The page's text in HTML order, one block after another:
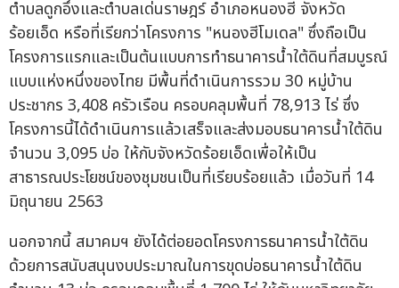
ตำบลดูกอึ่งและตำบลเด่นราษฎร์ อำเภอหนองฮี จังหวัด
ร้อยเอ็ด หรือที่เรียกว่าโครงการ "หนองฮีโมเดล" ซึ่งถือเป็น
โครงการแรกและเป็นต้นแบบการทำธนาคารน้ำใต้ดินที่สมบูรณ์
แบบแห่งหนึ่งของไทย มีพื้นที่ดำเนินการรวม 30 หมู่บ้าน
ประชากร 3,408 ครัวเรือน ครอบคลุมพื้นที่ 78,913 ไร่ ซึ่ง
โครงการนี้ได้ดำเนินการแล้วเสร็จและส่งมอบธนาคารน้ำใต้ดิน
จำนวน 3,095 บ่อ ให้กับจังหวัดร้อยเอ็ดเพื่อให้เป็น
สาธารณประโยชน์ของชุมชนเป็นที่เรียบร้อยแล้ว เมื่อวันที่ 14
มิถุนายน 2563
นอกจากนี้ สมาคมฯ ยังได้ต่อยอดโครงการธนาคารน้ำใต้ดิน
ด้วยการสนับสนุนงบประมาณในการขุดบ่อธนาคารน้ำใต้ดิน